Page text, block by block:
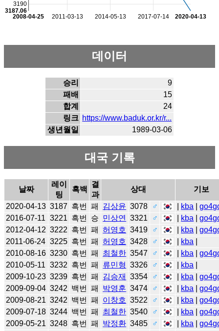
2011-03-13 2014-05-13 2017-07-14
2008-04-25 2020-04-13
3190
3187.06
데이터
승리
9
패배
15
합계
24
링크 https://www.baduk.or.kr/r...
생년월일
1989-03-06
대국 기록
날짜
레이
팅
흑백
결
과
상대 기보
2020-04-13 3187 흑번 패 김상윤 3078 ♂ kba |
2016-07-11 3221 흑번 승 민상연 3321 ♂ kba |
2012-04-12 3222 흑번 패 허영호 3419 ♂ kba |
2011-06-24 3225 흑번 패 허영호 3428 ♂ kba
2010-08-16 3230 흑번 패 최철한 3547 ♂ kba |
2010-05-11 3232 흑번 패 류민형 3326 ♂ kba
2009-10-23 3239 흑번 패 김승재 3354 ♂ kba |
2009-09-04 3242 백번 패 박영훈 3474 ♂ kba |
2009-08-21 3242 백번 패 이창호 3522 ♂ kba |
2009-07-18 3244 백번 패 최철한 3540 ♂ kba |
2009-05-21 3248 흑번 패 박정환 3485 ♂ kba |